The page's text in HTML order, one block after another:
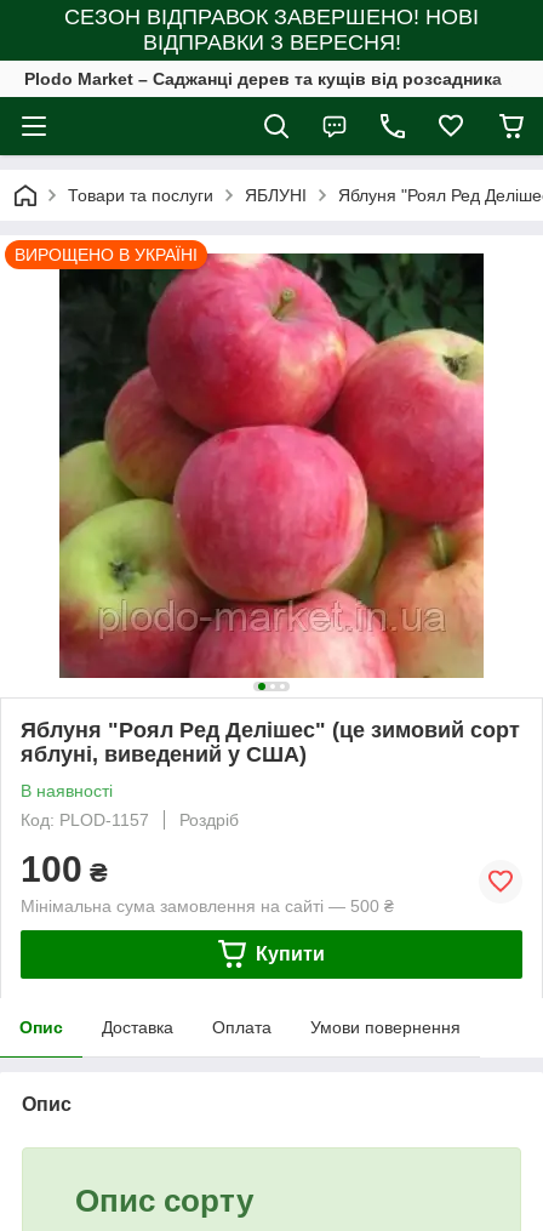
СЕЗОН ВІДПРАВОК ЗАВЕРШЕНО! НОВІ
ВІДПРАВКИ З ВЕРЕСНЯ!
Plodo Market – Саджанці дерев та кущів від розсадника
Товари та послуги ЯБЛУНІ Яблуня "Роял Ред
ВИРОЩЕНО В УКРАЇНІ
Яблуня "Роял Ред Делішес" (це зимовий сорт
яблуні, виведений у США)
В наявності
Код: PLOD-1157
Роздріб
100 ₴
Мінімальна сума замовлення на сайті — 500 ₴
Купити
Опис Доставка Оплата Умови повернення
Опис
Опис сорту